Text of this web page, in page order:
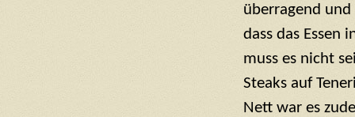
überragend
dass das Essen
muss es nicht
Steaks auf
Nett war es